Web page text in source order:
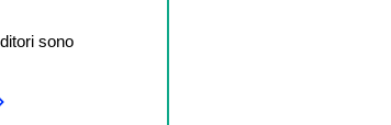
sono